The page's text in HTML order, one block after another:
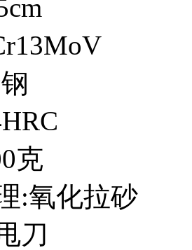
克
:氧化拉砂
刀